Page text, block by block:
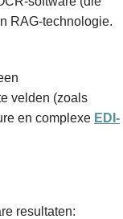
RAG-technologie.
velden (zoals
en complexe EDI-
resultaten: